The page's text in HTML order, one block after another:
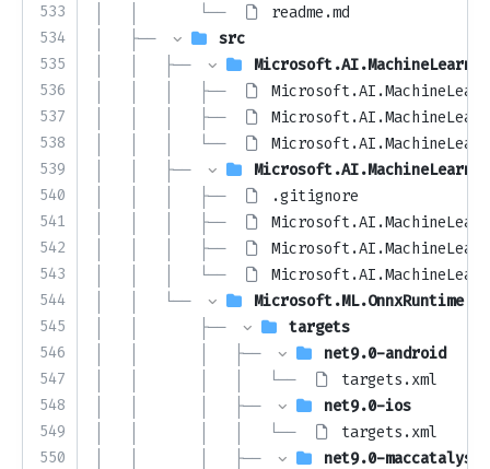
533
534
535
536
537
538
539
540
541
542
543
544
545
546
547
548
549
550
│   │       └──
readme.md
│   ├──
src
│   │   ├──
│   │   │   ├──
│   │   │   ├──
│   │   │   └──
│   │   ├──
│   │   │   ├──
.gitignore
│   │   │   ├──
│   │   │   ├──
│   │   │   └──
│   │   └──
Microsoft.ML.OnnxRuntime
│   │       ├──
targets
│   │       │   ├──
net9.0-android
│   │       │   │   └──
targets.xml
│   │       │   ├──
net9.0-ios
│   │       │   │   └──
targets.xml
│   │       │   ├──
net9.0-maccatalyst